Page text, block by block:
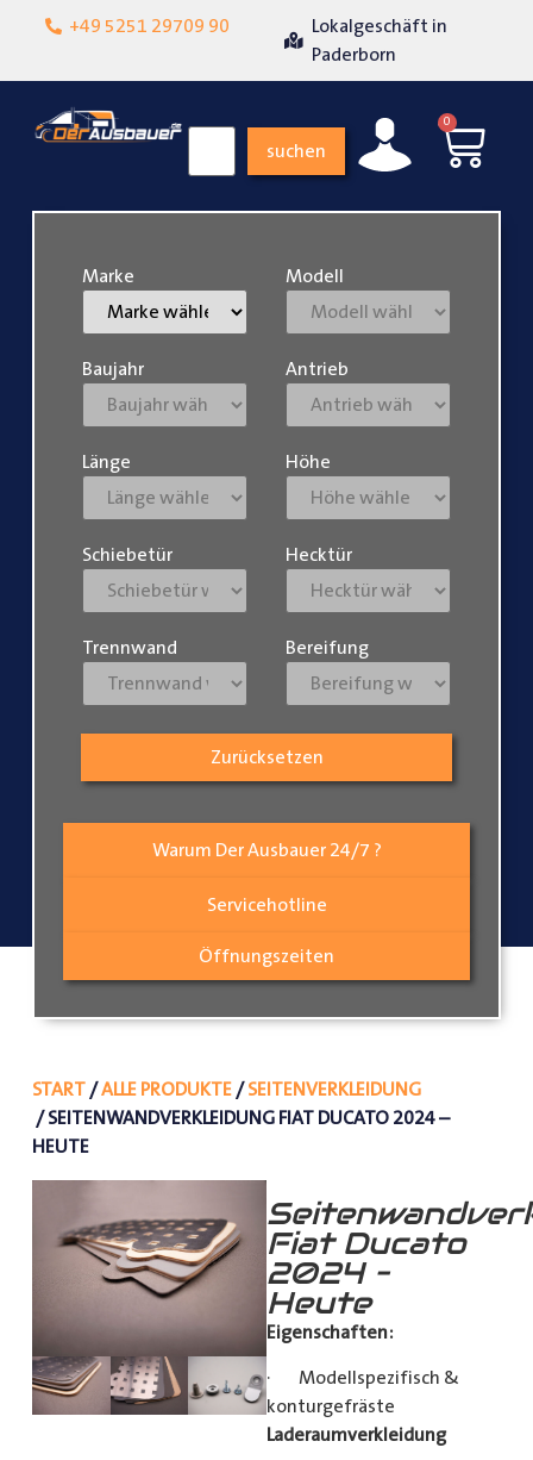
+49 5251 29709 90
Lokalgeschäft in
suchen
0
Warum Der Ausbauer 24/7 ?
Servicehotline
Öffnungszeiten
Marke Modell
Baujahr Antrieb
Länge Höhe
Schiebetür Hecktür
Trennwand Bereifung
Zurücksetzen
START/ALLE PRODUKTE/SEITENVERKLEIDUNG
/ SEITENWANDVERKLEIDUNG FIAT DUCATO 2024 –
HEUTE
Fiat Ducato
2024 –
Heute
Eigenschaften:
· Modellspezifisch &
konturgefräste
Laderaumverkleidung